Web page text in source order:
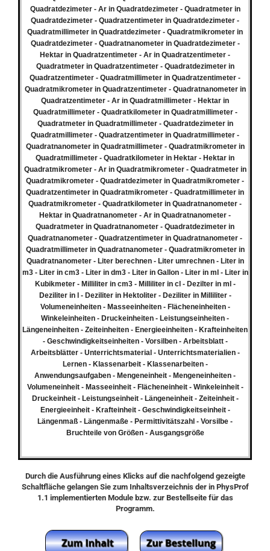
Quadratdezimeter - Ar in Quadratdezimeter - Quadratmeter in
Quadratdezimeter - Quadratzentimeter in Quadratdezimeter -
Quadratmillimeter in Quadratdezimeter - Quadratmikrometer in
Quadratdezimeter - Quadratnanometer in Quadratdezimeter -
Hektar in Quadratzentimeter - Ar in Quadratzentimeter -
Quadratmeter in Quadratzentimeter - Quadratdezimeter in
Quadratzentimeter - Quadratmillimeter in Quadratzentimeter -
Quadratmikrometer in Quadratzentimeter - Quadratnanometer in
Quadratzentimeter - Ar in Quadratmillimeter - Hektar in
Quadratmillimeter - Quadratkilometer in Quadratmillimeter -
Quadratmeter in Quadratmillimeter - Quadratdezimeter in
Quadratmillimeter - Quadratzentimeter in Quadratmillimeter -
Quadratnanometer in Quadratmillimeter - Quadratmikrometer in
Quadratmillimeter - Quadratkilometer in Hektar - Hektar in
Quadratmikrometer - Ar in Quadratmikrometer - Quadratmeter in
Quadratmikrometer - Quadratdezimeter in Quadratmikrometer -
Quadratzentimeter in Quadratmikrometer - Quadratmillimeter in
Quadratmikrometer - Quadratkilometer in Quadratnanometer -
Hektar in Quadratnanometer - Ar in Quadratnanometer -
Quadratmeter in Quadratnanometer - Quadratdezimeter in
Quadratnanometer - Quadratzentimeter in Quadratnanometer -
Quadratmillimeter in Quadratnanometer - Quadratmikrometer in
Quadratnanometer - Liter berechnen - Liter umrechnen - Liter in
m3 - Liter in cm3 - Liter in dm3 - Liter in Gallon - Liter in ml - Liter in
Kubikmeter - Milliliter in cm3 - Milliliter in cl - Dezilter in ml -
Deziliter in l - Deziliter in Hektoliter - Deziliter in Milliliter -
Volumeneinheiten - Masseeinheiten - Flächeneinheiten -
Winkeleinheiten - Druckeinheiten - Leistungseinheiten -
Längeneinheiten - Zeiteinheiten - Energieeinheiten - Krafteinheiten
- Geschwindigkeitseinheiten - Vorsilben - Arbeitsblatt -
Arbeitsblätter - Unterrichtsmaterial - Unterrichtsmaterialien -
Lernen - Klassenarbeit - Klassenarbeiten -
Anwendungsaufgaben - Mengeneinheit - Mengeneinheiten -
Volumeneinheit - Masseeinheit - Flächeneinheit - Winkeleinheit -
Druckeinheit - Leistungseinheit - Längeneinheit - Zeiteinheit -
Energieeinheit - Krafteinheit - Geschwindigkeitseinheit -
Längenmaß - Längenmaße - Permittivitätszahl - Vorsilbe -
Bruchteile von Größen - Ausgangsgröße
Durch die Ausführung eines Klicks auf die nachfolgend gezeigte
Schaltfläche gelangen Sie zum Inhaltsverzeichnis der in PhysProf
1.1 implementierten Module bzw. zur Bestellseite für das
Programm.